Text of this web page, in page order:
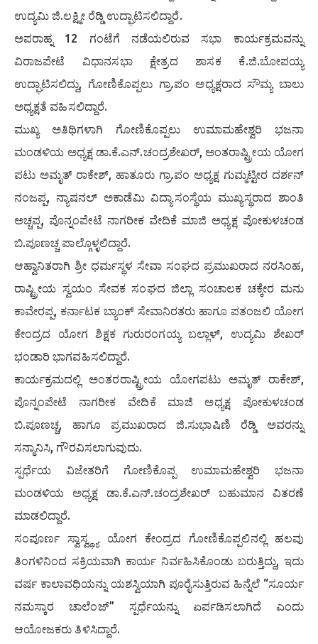
ಉದ್ಯಮಿ ಜಿ.ಲಕ್ಷ್ಮೀ ರೆಡ್ಡಿ ಉದ್ಘಾಟಿಸಲಿದ್ದಾರೆ.
ಅಪರಾಹ್ನ 12 ಗಂಟೆಗೆ ನಡೆಯಲಿರುವ ಸಭಾ ಕಾರ್ಯಕ್ರಮವನ್ನು
ವಿರಾಜಪೇಟೆ ವಿಧಾನಸಭಾ ಕ್ಷೇತ್ರದ ಶಾಸಕ ಕೆ.ಜಿ.ಬೋಪಯ್ಯ
ಉದ್ಘಾಟಿಸಲಿದ್ದು, ಗೋಣಿಕೊಪ್ಪಲು ಗ್ರಾ.ಪಂ ಅಧ್ಯಕ್ಷರಾದ ಸೌಮ್ಯ ಬಾಲು
ಅಧ್ಯಕ್ಷತೆ ವಹಿಸಲಿದ್ದಾರೆ.
ಮುಖ್ಯ ಅತಿಥಿಗಳಾಗಿ ಗೋಣಿಕೊಪ್ಪಲು ಉಮಾಮಹೇಶ್ವರಿ ಭಜನಾ
ಮಂಡಳಿಯ ಅಧ್ಯಕ್ಷ ಡಾ.ಕೆ.ಎನ್.ಚಂದ್ರಶೇಖರ್, ಅಂತರಾಷ್ಟ್ರೀಯ ಯೋಗ
ಪಟು ಅಮೃತ್ ರಾಕೇಶ್, ಹಾತೂರು ಗ್ರಾ.ಪಂ ಅಧ್ಯಕ್ಷ ಗುಮ್ಮಟ್ಟೀರ ದರ್ಶನ್
ನಂಜಪ್ಪ, ನ್ಯಾಷನಲ್ ಅಕಾಡೆಮಿ ವಿದ್ಯಾಸಂಸ್ಥೆಯ ಮುಖ್ಯಸ್ಥರಾದ ಶಾಂತಿ
ಅಚ್ಚಪ್ಪ, ಪೊನ್ನಂಪೇಟೆ ನಾಗರೀಕ ವೇದಿಕೆ ಮಾಜಿ ಅಧ್ಯಕ್ಷ ಪೋಕುಳಚಂಡ
ಬಿ.ಪೂಣಚ್ಚ ಪಾಲ್ಗೊಳ್ಳಲಿದ್ದಾರೆ.
ಆಹ್ವಾನಿತರಾಗಿ ಶ್ರೀ ಧರ್ಮಸ್ಥಳ ಸೇವಾ ಸಂಘದ ಪ್ರಮುಖರಾದ ನರಸಿಂಹ,
ರಾಷ್ಟ್ರೀಯ ಸ್ವಯಂ ಸೇವಕ ಸಂಘದ ಜಿಲ್ಲಾ ಸಂಚಾಲಕ ಚಕ್ಕೇರ ಮನು
ಕಾವೇರಪ್ಪ, ಕರ್ನಾಟಕ ಬ್ಯಾಂಕ್ ಸೇವಾನಿರತರು ಹಾಗೂ ಪತಂಜಲಿ ಯೋಗ
ಕೇಂದ್ರದ ಯೋಗ ಶಿಕ್ಷಕ ಗುರುರಂಗಯ್ಯ ಬಲ್ಲಾಳ್, ಉದ್ಯಮಿ ಶೇಖರ್
ಭಂಡಾರಿ ಭಾಗವಹಿಸಲಿದ್ದಾರೆ.
ಕಾರ್ಯಕ್ರಮದಲ್ಲಿ ಅಂತರರಾಷ್ಟ್ರೀಯ ಯೋಗಪಟು ಅಮೃತ್ ರಾಕೇಶ್,
ಪೊನ್ನಂಪೇಟೆ ನಾಗರೀಕ ವೇದಿಕೆ ಮಾಜಿ ಅಧ್ಯಕ್ಷ ಪೋಕುಳಚಂಡ
ಬಿ.ಪೂಣಚ್ಚ, ಹಾಗೂ ಪ್ರಮುಖರಾದ ಜಿ.ಸುಭಾಷಿಣಿ ರೆಡ್ಡಿ ಅವರನ್ನು
ಸನ್ಮಾನಿಸಿ, ಗೌರವಿಸಲಾಗುವುದು.
ಸ್ಪರ್ಧೆಯ ವಿಜೇತರಿಗೆ ಗೋಣಿಕೊಪ್ಪ ಉಮಾಮಹೇಶ್ವರಿ ಭಜನಾ
ಮಂಡಳಿಯ ಅಧ್ಯಕ್ಷ ಡಾ.ಕೆ.ಎನ್.ಚಂದ್ರಶೇಖರ್ ಬಹುಮಾನ ವಿತರಣೆ
ಮಾಡಲಿದ್ದಾರೆ.
ಸಂಪೂರ್ಣ ಸ್ವಾಸ್ವ್ಥ್ಯ ಯೋಗ ಕೇಂದ್ರದ ಗೋಣಿಕೊಪ್ಪಲಿನಲ್ಲಿ ಹಲವು
ತಿಂಗಳಿನಿಂದ ಸಕ್ರಿಯವಾಗಿ ಕಾರ್ಯ ನಿರ್ವಹಿಸಿಕೊಂಡು ಬರುತ್ತಿದ್ದು, ಇದು
ವರ್ಷ ಕಾಲಾವಧಿಯನ್ನು ಯಶಸ್ವಿಯಾಗಿ ಪೂರೈಸುತ್ತಿರುವ ಹಿನ್ನೆಲೆ “ಸೂರ್ಯ
ನಮಸ್ಕಾರ ಚಾಲೆಂಜ್” ಸ್ಪರ್ಧೆಯನ್ನು ಏರ್ಪಡಿಸಲಾಗಿದೆ ಎಂದು
ಆಯೋಜಕರು ತಿಳಿಸಿದ್ದಾರೆ.